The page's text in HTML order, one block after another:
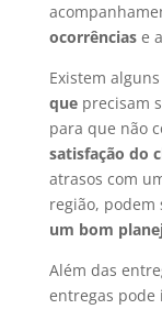
ocorrênciase a
Existem alguns
queprecisam
para que não
satisfação do
atrasos com
região, podem
um bom
Além das
entregas pode